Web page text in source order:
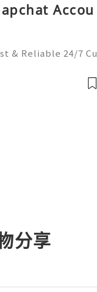
Accou
& Reliable 24/7 Cu
分享